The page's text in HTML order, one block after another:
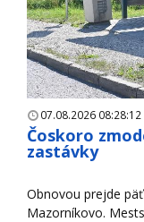
07.08.2026 08:28:12
Čoskoro
zastávky
Obnovou prejde
Mazorníkovo.